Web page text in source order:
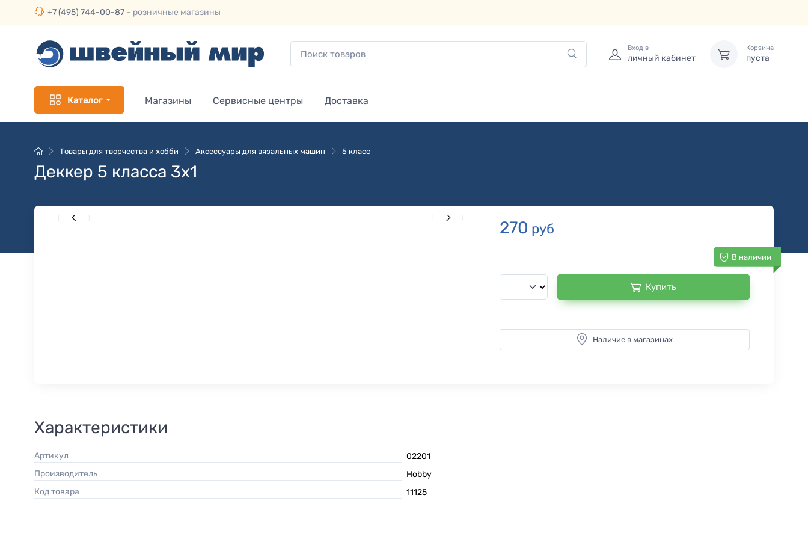
+7 (495) 744-00-87 – розничные магазины
Вход в
личный кабинет
Корзина
пуста
Каталог Магазины Сервисные центры Доставка
Товары для творчества и хобби Аксессуары для вязальных машин 5 класс
Деккер 5 класса 3х1
270 руб
В наличии
Купить
Наличие в магазинах
Характеристики
Артикул
02201
Производитель
Hobby
Код товара
11125